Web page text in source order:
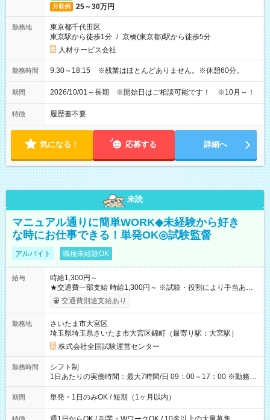
月収例 25～30万円
勤務地
東京都千代田区
東京駅から徒歩1分 / 京橋(東京都)駅から徒歩5分
人材サービス会社
勤務時間 9:30～18:15 ※残業はほとんどありません。※休憩60分。
期間 2026/10/01～長期 ※開始日はご相談可能です！ ※10月～！
特徴 履歴書不要
気になる！ 応募する 詳細へ
未読
マニュアル通りに簡単WORK◆未経験から好き
な時にお仕事できる！単発OK◎試験監督
アルバイト 職種未経験OK
給与
時給1,300円～
★交通費一部支給 時給1,300円～ ※試験・役割により手当あり
※勤務回数により昇給あり 【即給（前払い）オプションあ
り！】 希望される場合、勤務から1週間ほどで給与の一部を受け
例】 ・河合塾模擬試験 8:30～17:30（休憩1時間） 時給1,300円
×8時間＝日収10,400円＋交通費 ※当日の役割により時給＋100
円の場合あり ・国家試験 7:00～13:30（休憩なし） 時給1,300
円（役割手当＋100円）×6時間＝日収8,400円＋交通費 【試用期
間】試用期間なし
交通費別途支給あり
勤務地
さいたま市大宮区
埼玉県埼玉県さいたま市大宮区錦町（最寄り駅：大宮駅）
株式会社全国試験運営センター
勤務時間
シフト制
1日あたりの実働時間：最大7時間/日 09：00～17：00 ※勤務時
間は 試験により異なります。
期間 単発・1日のみOK / 短期（1ヶ月以内）